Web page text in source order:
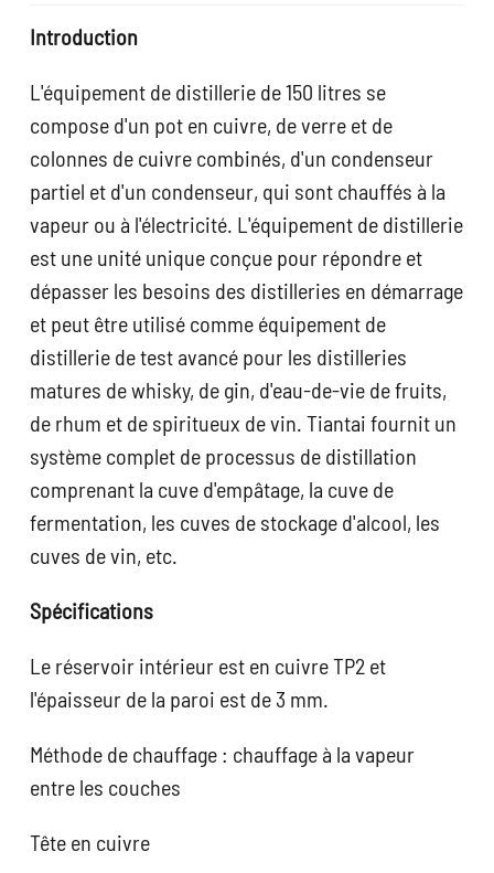
Introduction
L'équipement de distillerie de 150 litres se
compose d'un pot en cuivre, de verre et de
colonnes de cuivre combinés, d'un condenseur
partiel et d'un condenseur, qui sont chauffés à la
vapeur ou à l'électricité. L'équipement de distillerie
est une unité unique conçue pour répondre et
dépasser les besoins des distilleries en démarrage
et peut être utilisé comme équipement de
distillerie de test avancé pour les distilleries
matures de whisky, de gin, d'eau-de-vie de fruits,
de rhum et de spiritueux de vin. Tiantai fournit un
système complet de processus de distillation
comprenant la cuve d'empâtage, la cuve de
fermentation, les cuves de stockage d'alcool, les
cuves de vin, etc.
Spécifications
Le réservoir intérieur est en cuivre TP2 et
l'épaisseur de la paroi est de 3 mm.
Méthode de chauffage : chauffage à la vapeur
entre les couches
Tête en cuivre